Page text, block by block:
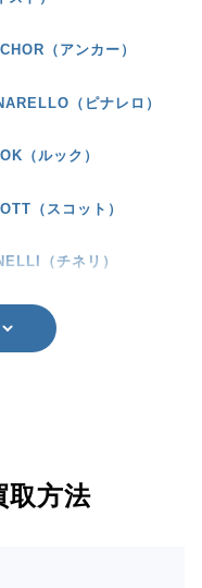
（アンカー）
（ピナレロ）
（ルック）
（スコット）
（チネリ）
取方法